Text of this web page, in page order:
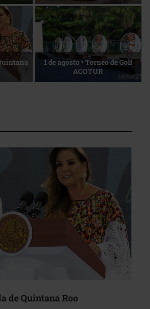
La esencia del servicio
de Quintana Roo